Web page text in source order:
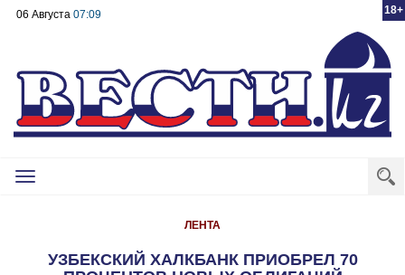
18+
06 Августа 07:09
Toggle
ЛЕНТА
УЗБЕКСКИЙ ХАЛКБАНК ПРИОБРЕЛ 70